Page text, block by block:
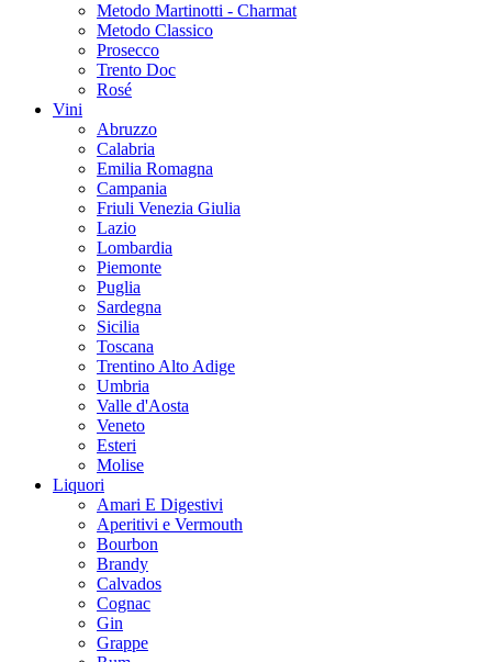
Metodo Martinotti - Charmat
Metodo Classico
Prosecco
Trento Doc
Rosé
Vini
Abruzzo
Calabria
Emilia Romagna
Campania
Friuli Venezia Giulia
Lazio
Lombardia
Piemonte
Puglia
Sardegna
Sicilia
Toscana
Trentino Alto Adige
Umbria
Valle d'Aosta
Veneto
Esteri
Molise
Liquori
Amari E Digestivi
Aperitivi e Vermouth
Bourbon
Brandy
Calvados
Cognac
Gin
Grappe